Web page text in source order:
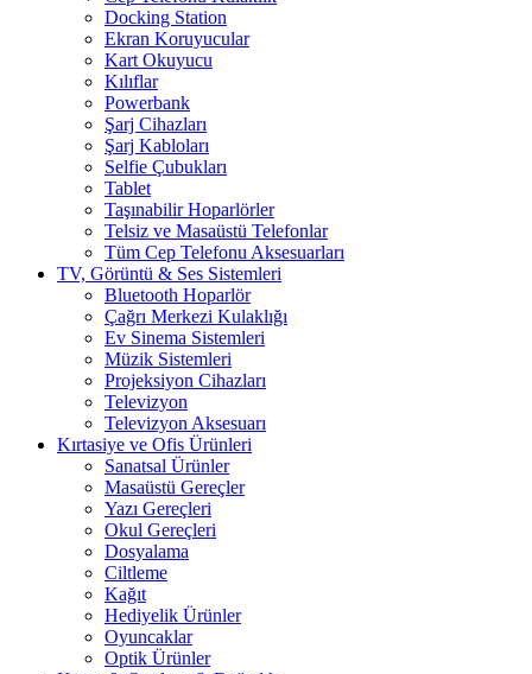
Docking Station
Ekran Koruyucular
Kart Okuyucu
Kılıflar
Powerbank
Şarj Cihazları
Şarj Kabloları
Selfie Çubukları
Tablet
Taşınabilir Hoparlörler
Telsiz ve Masaüstü Telefonlar
Tüm Cep Telefonu Aksesuarları
TV, Görüntü & Ses Sistemleri
Bluetooth Hoparlör
Çağrı Merkezi Kulaklığı
Ev Sinema Sistemleri
Müzik Sistemleri
Projeksiyon Cihazları
Televizyon
Televizyon Aksesuarı
Kırtasiye ve Ofis Ürünleri
Sanatsal Ürünler
Masaüstü Gereçler
Yazı Gereçleri
Okul Gereçleri
Dosyalama
Ciltleme
Kağıt
Hediyelik Ürünler
Oyuncaklar
Optik Ürünler